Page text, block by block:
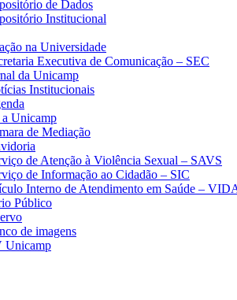
de Dados
Institucional
na Universidade
Executiva de Comunicação – SEC
da Unicamp
Institucionais
Unicamp
de Mediação
de Atenção à Violência Sexual – SAVS
de Informação ao Cidadão – SIC
Interno de Atendimento em Saúde –
Público
de imagens
Unicamp